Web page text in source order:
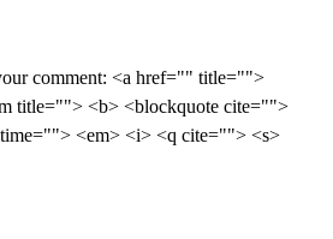
comment: <a href="" title="">
title=""> <b> <blockquote cite="">
<em> <i> <q cite=""> <s>